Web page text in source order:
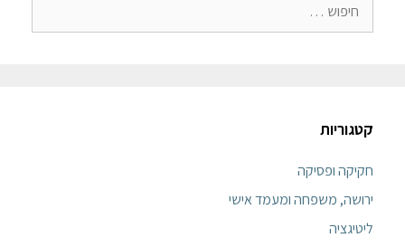
קטגוריות
חקיקה ופסיקה
ירושה, משפחה ומעמד אישי
ליטיגציה